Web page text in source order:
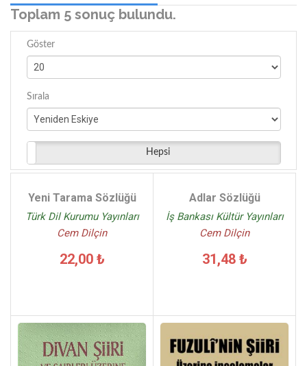
Toplam 5 sonuç bulundu.
Göster
Sırala
Hepsi
Yeni Tarama Sözlüğü
Türk Dil Kurumu Yayınları
Cem Dilçin
22,00 ₺
Adlar Sözlüğü
İş Bankası Kültür Yayınları
Cem Dilçin
31,48 ₺